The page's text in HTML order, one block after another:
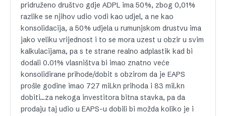
pridruženo društvo gdje ADPL ima 50%, zbog 0,01%
razlike se njihov udio vodi kao udjel, a ne kao
konsolidacija, a 50% udjela u rumunjskom drustvu ima
jako veliku vrijednost i to se mora uzest u obzir u svim
kalkulacijama, pa s te strane realno adplastik kad bi
dodali 0.01% vlasništva bi imao znatno veće
konsolidirane prihode/dobit s obzirom da je EAPS
prošle godine imao 727 mil.kn prihoda i 83 mil.kn
dobiti…za nekoga investitora bitna stavka, pa da
prodaju taj udio u EAPS-u dobili bi možda koliko je i